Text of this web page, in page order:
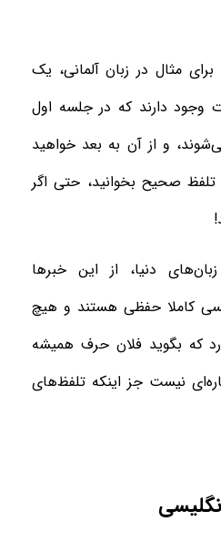
مثال در زبان آلمانی، یک
وجود دارند که در جلسه اول
و از آن به بعد خواهید
تلفظ صحیح بخوانید، حتی اگر
!
دنیا، از این خبرها
کاملا حفظی هستند و هیچ
که بگوید فلان حرف همیشه
نیست جز اینکه تلفظ‌های